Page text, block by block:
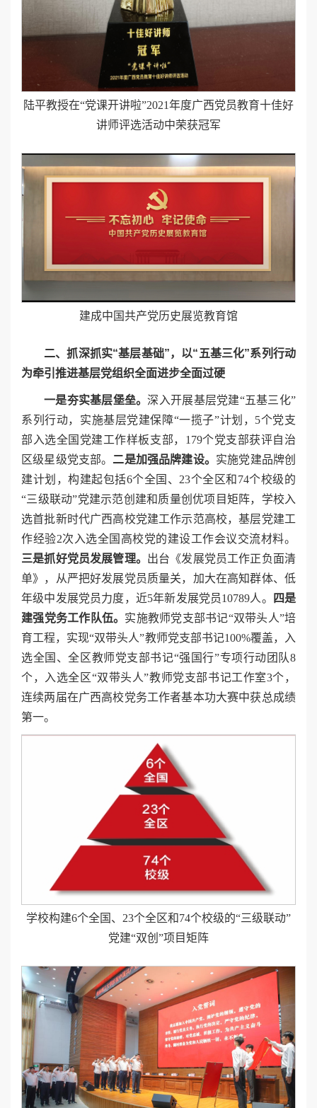
陆平教授在“党课开讲啦”2021年度广西党员教育十佳好
讲师评选活动中荣获冠军
建成中国共产党历史展览教育馆
二、抓深抓实“基层基础”，以“五基三化”系列行动
为牵引推进基层党组织全面进步全面过硬
一是夯实基层堡垒。深入开展基层党建“五基三化”
系列行动，实施基层党建保障“一揽子”计划，5个党支
部入选全国党建工作样板支部，179个党支部获评自治
区级星级党支部。 二是加强品牌建设。 实施党建品牌创
建计划，构建起包括6个全国、23个全区和74个校级的
“三级联动”党建示范创建和质量创优项目矩阵，学校入
选首批新时代广西高校党建工作示范高校，基层党建工
作经验2次入选全国高校党的建设工作会议交流材料。
三是抓好党员发展管理。 出台《发展党员工作正负面清
单》，从严把好发展党员质量关，加大在高知群体、低
年级中发展党员力度，近5年新发展党员10789人。
四是
建强党务工作队伍。 实施教师党支部书记“双带头人”培
育工程，实现“双带头人”教师党支部书记100%覆盖，入
选全国、全区教师党支部书记“强国行”专项行动团队8
个，入选全区“双带头人”教师党支部书记工作室3个，
连续两届在广西高校党务工作者基本功大赛中获总成绩
第一。
学校构建6个全国、23个全区和74个校级的“三级联动”
党建“双创”项目矩阵